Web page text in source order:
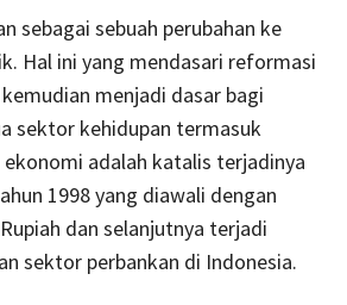
sebagai sebuah perubahan ke
Hal ini yang mendasari reformasi
menjadi dasar bagi
sektor kehidupan termasuk
adalah katalis terjadinya
1998 yang diawali dengan
dan selanjutnya terjadi
sektor perbankan di Indonesia.